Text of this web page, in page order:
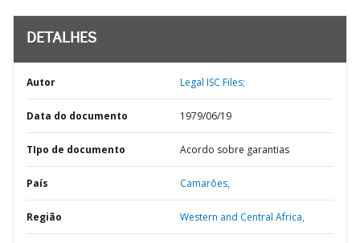
DETALHES
Autor Legal ISC Files;
Data do documento 1979/06/19
TIpo de documento Acordo sobre garantias
País Camarões,
Região Western and Central Africa,